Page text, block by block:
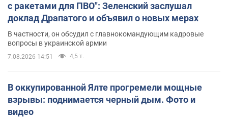
с ракетами для ПВО": Зеленский заслушал
доклад Драпатого и объявил о новых мерах
В частности, он обсудил с главнокомандующим кадровые
вопросы в украинской армии
7.08.2026 14:51 4,5 т.
В оккупированной Ялте прогремели мощные
взрывы: поднимается черный дым. Фото и
видео